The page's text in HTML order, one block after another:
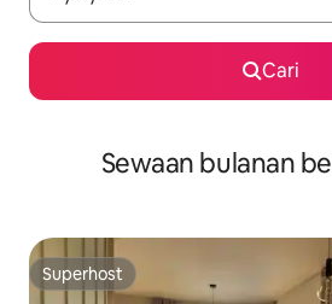
Cari
Sewaan bulanan
Superhost
Superhost